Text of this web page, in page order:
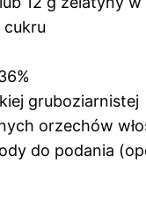
cukru
gruboziarnistej
orzechów
do podania